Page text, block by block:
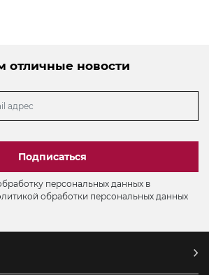
новости
Подписаться
персональных данных в
обработки персональных данных